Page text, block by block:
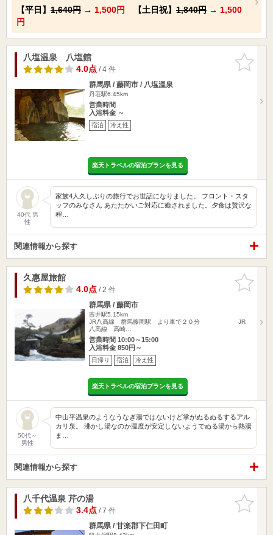
【平日】 1,640円 → 1,500円 【土日祝】 1,840円 → 1,500
円
お気に入
りに追加
八塩温泉 八塩館
4.0点/ 4 件
群馬県 / 藤岡市 / 八塩温泉
丹荘駅6.45km
営業時間
入浴料金 ～
宿泊 冷え性
楽天トラベルの宿泊プランを見る
40代 男
性
家族4人久しぶりの旅行でお世話になりました。 フロント・スタ
ッフのみなさん あたたかいご対応に癒されました。夕食は贅沢な
程…
関連情報から探す
お気に入
りに追加
久惠屋旅館
4.0点/ 2 件
群馬県 / 藤岡市
吉井駅5.15km
JR八高線 群馬藤岡駅 より車で２０分 JR
八高線 高崎…
営業時間 10:00～15:00
入浴料金 850円～
日帰り 宿泊 冷え性
楽天トラベルの宿泊プランを見る
50代～
男性
中山平温泉のようなうなぎ湯ではないけど掌がぬるぬるするアル
カリ泉。 沸かし湯なのか温度が安定しないようでぬる湯から熱湯
ま…
関連情報から探す
お気に入
りに追加
八千代温泉 芹の湯
3.4点/ 7 件
群馬県 / 甘楽郡下仁田町